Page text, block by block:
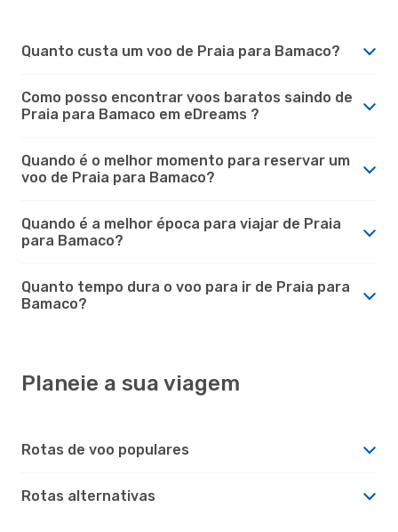
Quanto custa um voo de Praia para Bamaco?
Como posso encontrar voos baratos saindo de
Praia para Bamaco em eDreams ?
Quando é o melhor momento para reservar um
voo de Praia para Bamaco?
Quando é a melhor época para viajar de Praia
para Bamaco?
Quanto tempo dura o voo para ir de Praia para
Bamaco?
Planeie a sua viagem
Rotas de voo populares
Rotas alternativas